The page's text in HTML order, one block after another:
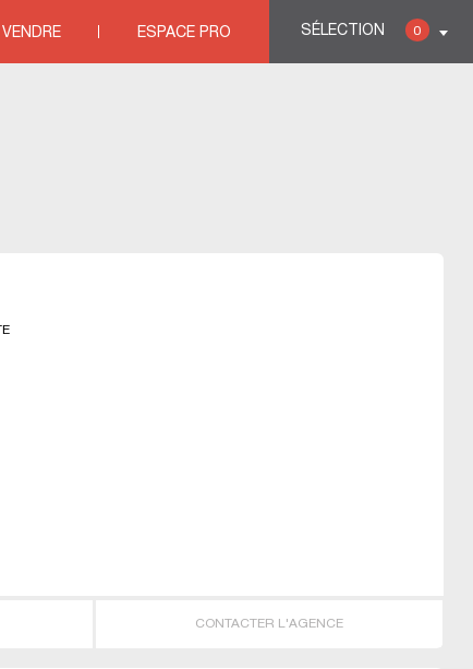
SÉLECTION 0
VENDRE ESPACE PRO
CONTACTER L'AGENCE